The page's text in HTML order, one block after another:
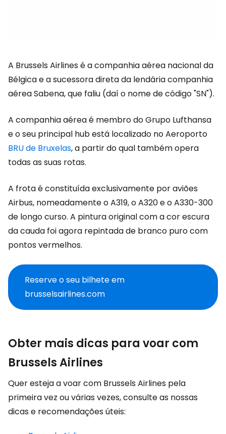
A Brussels Airlines é a companhia aérea nacional da
Bélgica e a sucessora direta da lendária companhia
aérea Sabena, que faliu (daí o nome de código "SN").
A companhia aérea é membro do Grupo Lufthansa
e o seu principal hub está localizado no Aeroporto
BRU de Bruxelas, a partir do qual também opera
todas as suas rotas.
A frota é constituída exclusivamente por aviões
Airbus, nomeadamente o A319, o A320 e o A330-300
de longo curso. A pintura original com a cor escura
da cauda foi agora repintada de branco puro com
pontos vermelhos.
Reserve o seu bilhete em
brusselsairlines.com
Obter mais dicas para voar com
Brussels Airlines
Quer esteja a voar com Brussels Airlines pela
primeira vez ou várias vezes, consulte as nossas
dicas e recomendações úteis: